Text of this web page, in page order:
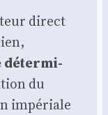
direct
déter­mi­
du
impé­riale